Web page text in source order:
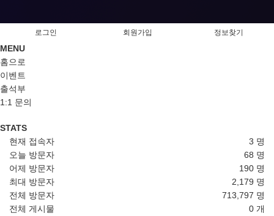
로그인 회원가입 정보찾기
MENU
홈으로
이벤트
출석부
1:1 문의
STATS
3 명
현재 접속자
68 명
오늘 방문자
190 명
어제 방문자
2,179 명
최대 방문자
713,797 명
전체 방문자
0 개
전체 게시물